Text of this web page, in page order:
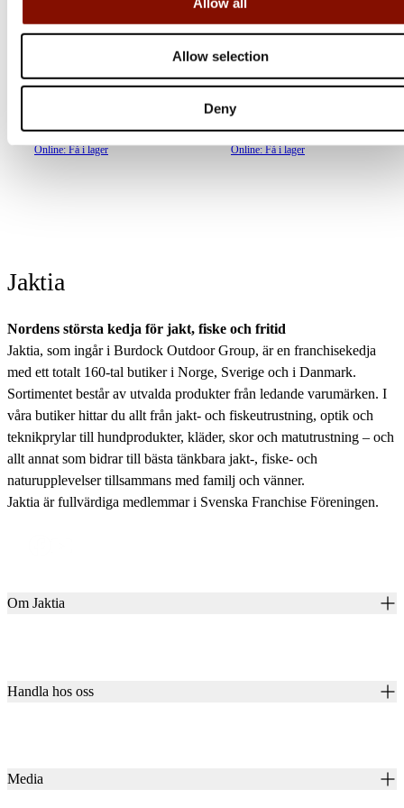
Allow selection
Deny
Men's | Metal
Online: Få i lager
CrossCurrent Boat Shoe |
Men's | Bone
Flera varianter
Online: Få i lager
Jaktia
Nordens största kedja för jakt, fiske och fritid
Jaktia, som ingår i Burdock Outdoor Group, är en franchisekedja
med ett totalt 160-tal butiker i Norge, Sverige och i Danmark.
Sortimentet består av utvalda produkter från ledande varumärken. I
våra butiker hittar du allt från jakt- och fiskeutrustning, optik och
teknikprylar till hundprodukter, kläder, skor och matutrustning – och
allt annat som bidrar till bästa tänkbara jakt-, fiske- och
naturupplevelser tillsammans med familj och vänner.
Jaktia är fullvärdiga medlemmar i Svenska Franchise Föreningen.
Om Jaktia
Karriär
Jaktia Brand Guidelines
Handla hos oss
Köpvillkor för företagskunder
Media